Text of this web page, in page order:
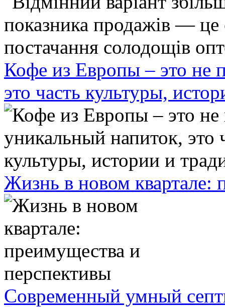
Кофе из Европы – это не
это часть культуры,
Жизнь в новом квартале:
Современный умный